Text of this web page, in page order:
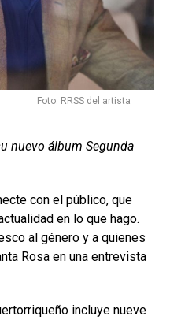
Foto: RRSS del artista
nuevo álbum Segunda
con el público, que
en lo que hago.
al género y a quienes
Rosa en una entrevista
incluye nueve